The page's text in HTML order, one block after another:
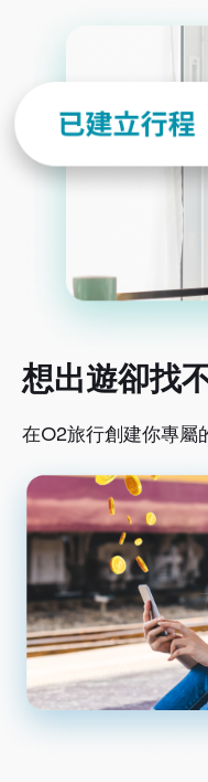
想出遊卻找
在O2旅行創建你專屬